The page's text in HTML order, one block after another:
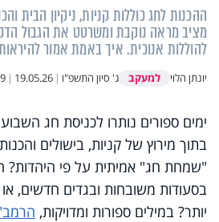
ההכנות לחג כוללות קניות, ניקיון הבית
מציב מראה נוקבת ומשרטט את הגבול
להוללות אנוכית. איך באמת אמור
יונתן הלוי למעקב ג' סיון התשפ"ו |
19.05.26
|
ימים ספורים נותרו לכניסת חג
בתוך מירוץ של קניות, בישולים
"שמחת חג" אמיתית על פי היהדות?
בסעודות משובחות ובגדים חדשים,
יותר? במילים ספורות ומדויקות,